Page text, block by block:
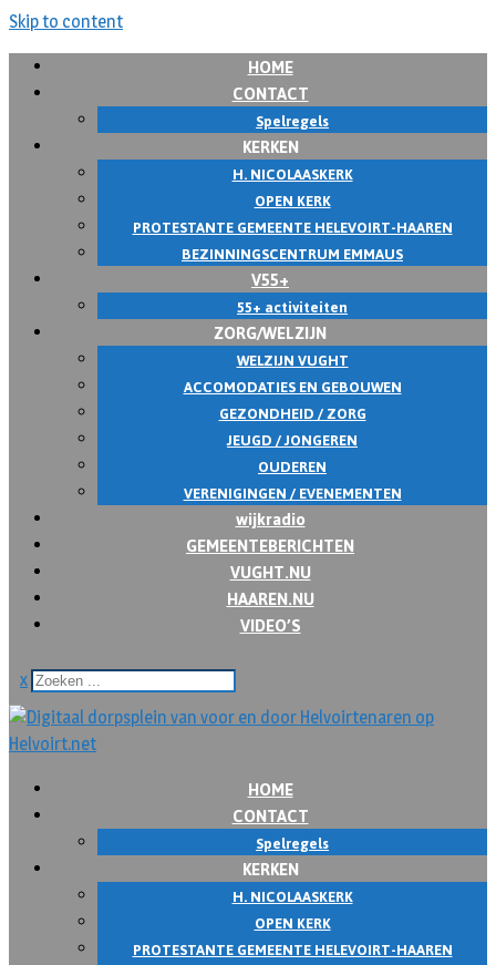
Skip to content
HOME
CONTACT
Spelregels
KERKEN
H. NICOLAASKERK
OPEN KERK
PROTESTANTE GEMEENTE HELEVOIRT-HAAREN
BEZINNINGSCENTRUM EMMAUS
V55+
55+ activiteiten
ZORG/WELZIJN
WELZIJN VUGHT
ACCOMODATIES EN GEBOUWEN
GEZONDHEID / ZORG
JEUGD / JONGEREN
OUDEREN
VERENIGINGEN / EVENEMENTEN
wijkradio
GEMEENTEBERICHTEN
VUGHT.NU
HAAREN.NU
VIDEO’S
x
HOME
CONTACT
Spelregels
KERKEN
H. NICOLAASKERK
OPEN KERK
PROTESTANTE GEMEENTE HELEVOIRT-HAAREN